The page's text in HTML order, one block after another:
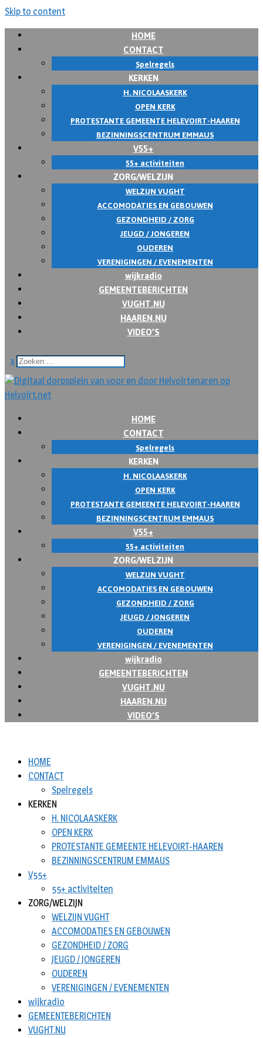
Skip to content
HOME
CONTACT
Spelregels
KERKEN
H. NICOLAASKERK
OPEN KERK
PROTESTANTE GEMEENTE HELEVOIRT-HAAREN
BEZINNINGSCENTRUM EMMAUS
V55+
55+ activiteiten
ZORG/WELZIJN
WELZIJN VUGHT
ACCOMODATIES EN GEBOUWEN
GEZONDHEID / ZORG
JEUGD / JONGEREN
OUDEREN
VERENIGINGEN / EVENEMENTEN
wijkradio
GEMEENTEBERICHTEN
VUGHT.NU
HAAREN.NU
VIDEO’S
x
HOME
CONTACT
Spelregels
KERKEN
H. NICOLAASKERK
OPEN KERK
PROTESTANTE GEMEENTE HELEVOIRT-HAAREN
BEZINNINGSCENTRUM EMMAUS
V55+
55+ activiteiten
ZORG/WELZIJN
WELZIJN VUGHT
ACCOMODATIES EN GEBOUWEN
GEZONDHEID / ZORG
JEUGD / JONGEREN
OUDEREN
VERENIGINGEN / EVENEMENTEN
wijkradio
GEMEENTEBERICHTEN
VUGHT.NU
HAAREN.NU
VIDEO’S
HOME
CONTACT
Spelregels
KERKEN
H. NICOLAASKERK
OPEN KERK
PROTESTANTE GEMEENTE HELEVOIRT-HAAREN
BEZINNINGSCENTRUM EMMAUS
V55+
55+ activiteiten
ZORG/WELZIJN
WELZIJN VUGHT
ACCOMODATIES EN GEBOUWEN
GEZONDHEID / ZORG
JEUGD / JONGEREN
OUDEREN
VERENIGINGEN / EVENEMENTEN
wijkradio
GEMEENTEBERICHTEN
VUGHT.NU